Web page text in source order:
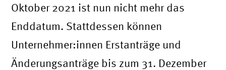
Oktober 2021 ist nun nicht mehr das
Enddatum. Stattdessen können
Unternehmer:innen Erstanträge und
Änderungsanträge bis zum 31. Dezember